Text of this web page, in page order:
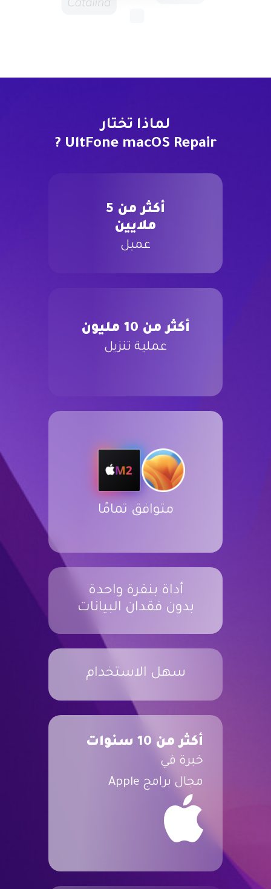
لماذا تختار
UltFone macOS Repair ?
أكثر من 5
ملايين
عميل
أكثر من 10 مليون
عملية تنزيل
متوافق تمامًا
أداة بنقرة واحدة
بدون فقدان البيانات
سهل الاستخدام
أكثر من 10 سنوات
خبرة في
مجال برامج Apple